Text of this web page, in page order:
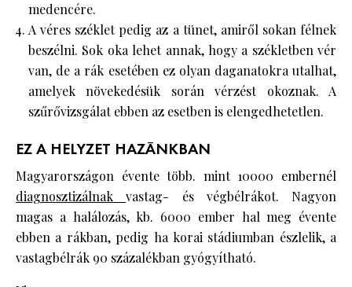
medencére.
A véres széklet pedig az a tünet, amiről sokan félnek
beszélni. Sok oka lehet annak, hogy a székletben vér
van, de a rák esetében ez olyan daganatokra utalhat,
amelyek növekedésük során vérzést okoznak. A
szűrővizsgálat ebben az esetben is elengedhetetlen.
EZ A HELYZET HAZÁNKBAN
Magyarországon évente több. mint 10000 embernél
diagnosztizálnakvastag- és végbélrákot. Nagyon
magas a halálozás, kb. 6000 ember hal meg évente
ebben a rákban, pedig ha korai stádiumban észlelik, a
vastagbélrák 90 százalékban gyógyítható.